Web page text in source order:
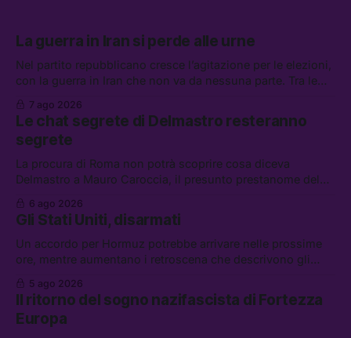
La guerra in Iran si perde alle urne
Nel partito repubblicano cresce l’agitazione per le elezioni,
con la guerra in Iran che non va da nessuna parte. Tra le
lavoro, Schlein prova a mettere in sicurezza la coalizione, e
che cos’è lo “Spiralismo,” la religione degli agenti IA
7 ago 2026
Le chat segrete di Delmastro resteranno
segrete
La procura di Roma non potrà scoprire cosa diceva
Delmastro a Mauro Caroccia, il presunto prestanome del
attacchi in Libano, il governo chiederà 36 miliardi di
flessibilità in armi e energia, e Grokipedia è già stata
abbandonata
6 ago 2026
Gli Stati Uniti, disarmati
Un accordo per Hormuz potrebbe arrivare nelle prossime
ore, mentre aumentano i retroscena che descrivono gli
chi aspetta i dispersi di Ceuta, il boom dei carburanti
diluiti, e quanti attivisti anti data center sono stati arrestati
5 ago 2026
Il ritorno del sogno nazifascista di Fortezza
Europa